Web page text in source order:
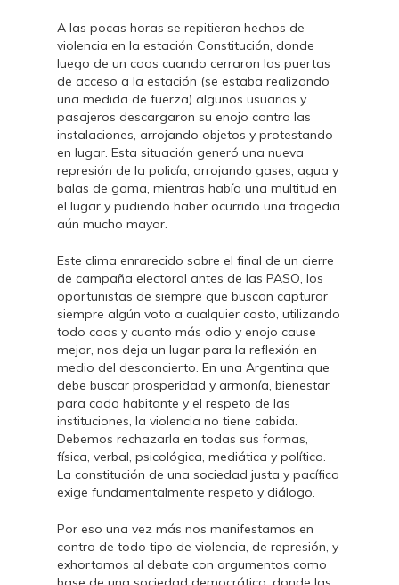
A las pocas horas se repitieron hechos de
violencia en la estación Constitución, donde
luego de un caos cuando cerraron las puertas
de acceso a la estación (se estaba realizando
una medida de fuerza) algunos usuarios y
pasajeros descargaron su enojo contra las
instalaciones, arrojando objetos y protestando
en lugar. Esta situación generó una nueva
represión de la policía, arrojando gases, agua y
balas de goma, mientras había una multitud en
el lugar y pudiendo haber ocurrido una tragedia
aún mucho mayor.
Este clima enrarecido sobre el final de un cierre
de campaña electoral antes de las PASO, los
oportunistas de siempre que buscan capturar
siempre algún voto a cualquier costo, utilizando
todo caos y cuanto más odio y enojo cause
mejor, nos deja un lugar para la reflexión en
medio del desconcierto. En una Argentina que
debe buscar prosperidad y armonía, bienestar
para cada habitante y el respeto de las
instituciones, la violencia no tiene cabida.
Debemos rechazarla en todas sus formas,
física, verbal, psicológica, mediática y política.
La constitución de una sociedad justa y pacífica
exige fundamentalmente respeto y diálogo.
Por eso una vez más nos manifestamos en
contra de todo tipo de violencia, de represión, y
exhortamos al debate con argumentos como